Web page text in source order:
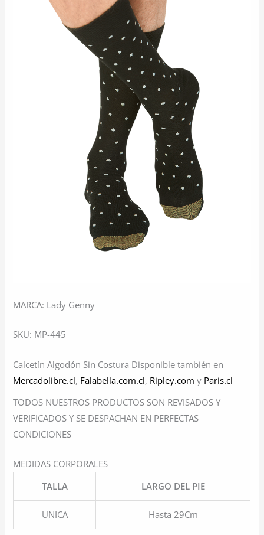
MARCA: Lady Genny
SKU: MP-445
Calcetín Algodón Sin Costura Disponible también en
Mercadolibre.cl, Falabella.com.cl, Ripley.com y Paris.cl
TODOS NUESTROS PRODUCTOS SON REVISADOS Y
VERIFICADOS Y SE DESPACHAN EN PERFECTAS
CONDICIONES
MEDIDAS CORPORALES
TALLA
LARGO DEL PIE
UNICA Hasta 29Cm